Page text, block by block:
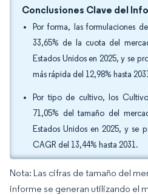
Conclusiones Clave del
Por forma, las formulaciones
33,65% de la cuota del
Estados Unidos en 2025, y se
más rápida del 12,98% hasta
Por tipo de cultivo, los
71,05% del tamaño del
Estados Unidos en 2025, y se
CAGR del 13,44% hasta 2031.
Nota: Las cifras de tamaño del
informe se generan utilizando el